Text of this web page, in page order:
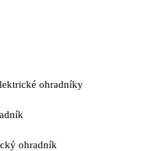
ohradníky
ohradník